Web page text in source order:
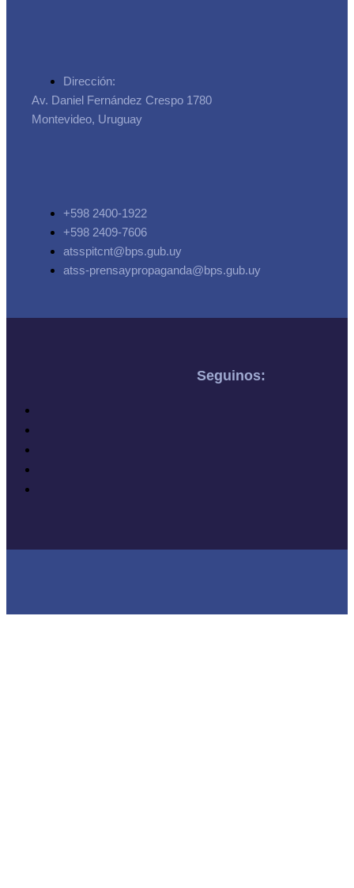
Dirección:
Av. Daniel Fernández Crespo 1780
Montevideo, Uruguay
+598 2400-1922
+598 2409-7606
atsspitcnt@bps.gub.uy
atss-prensaypropaganda@bps.gub.uy
Seguinos: